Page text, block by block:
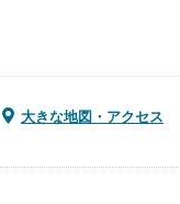
大きな地図・アクセス